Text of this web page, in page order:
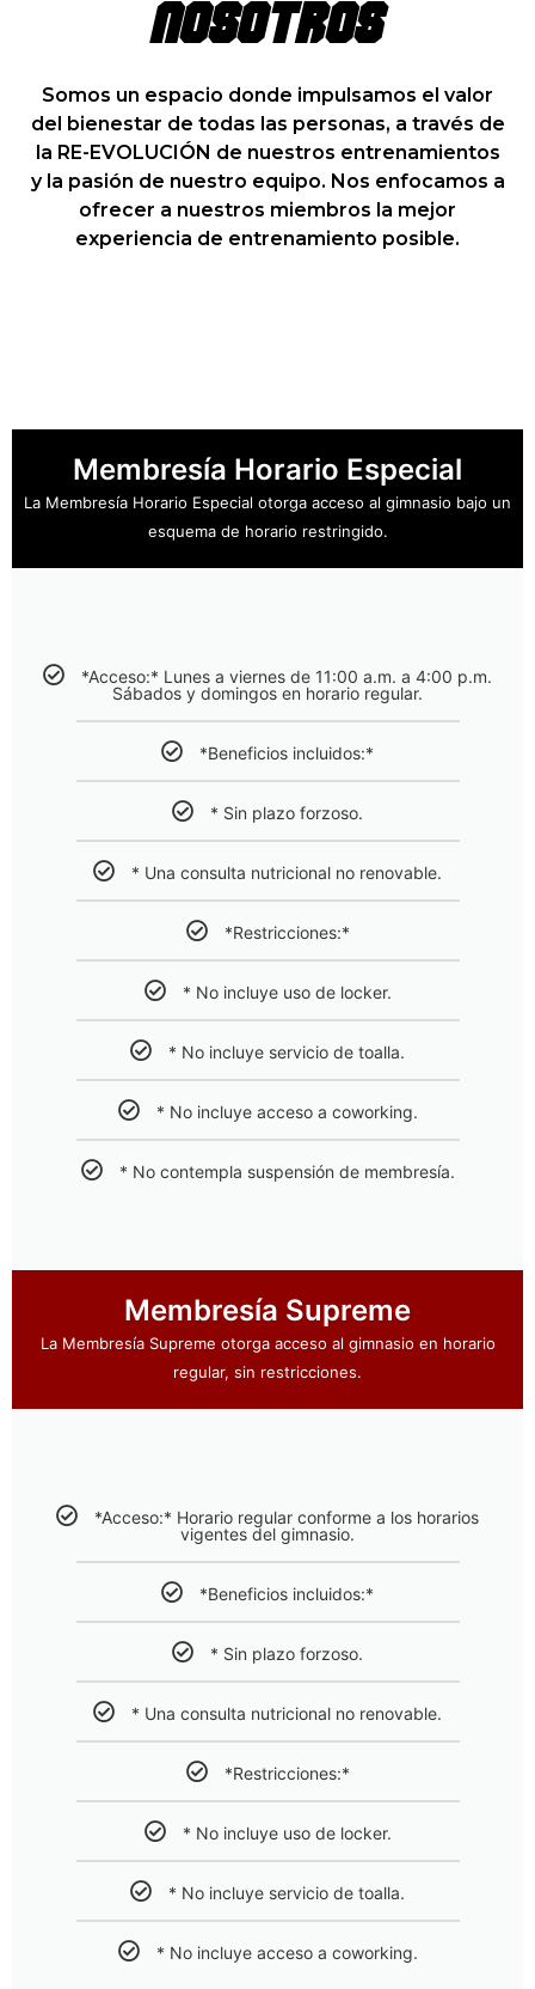
NOSOTROS
Somos un espacio donde impulsamos el valor
del bienestar de todas las personas, a través de
la RE-EVOLUCIÓN de nuestros entrenamientos
y la pasión de nuestro equipo. Nos enfocamos a
ofrecer a nuestros miembros la mejor
experiencia de entrenamiento posible.
Membresía Horario Especial
La Membresía Horario Especial otorga acceso al gimnasio bajo un
esquema de horario restringido.
*Acceso:* Lunes a viernes de 11:00 a.m. a 4:00 p.m.
Sábados y domingos en horario regular.
*Beneficios incluidos:*
* Sin plazo forzoso.
* Una consulta nutricional no renovable.
*Restricciones:*
* No incluye uso de locker.
* No incluye servicio de toalla.
* No incluye acceso a coworking.
* No contempla suspensión de membresía.
Membresía Supreme
La Membresía Supreme otorga acceso al gimnasio en horario
regular, sin restricciones.
*Acceso:* Horario regular conforme a los horarios
vigentes del gimnasio.
*Beneficios incluidos:*
* Sin plazo forzoso.
* Una consulta nutricional no renovable.
*Restricciones:*
* No incluye uso de locker.
* No incluye servicio de toalla.
* No incluye acceso a coworking.